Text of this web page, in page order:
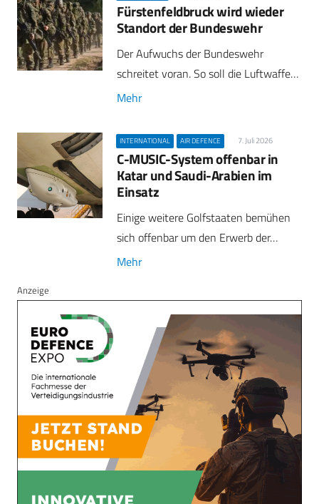
Fürstenfeldbruck wird wieder
Standort der Bundeswehr
Der Aufwuchs der Bundeswehr
schreitet voran. So soll die Luftwaffe…
Mehr
INTERNATIONAL AIR DEFENCE 7. Juli 2026
C-MUSIC-System offenbar in
Katar und Saudi-Arabien im
Einsatz
Einige weitere Golfstaaten bemühen
sich offenbar um den Erwerb der…
Mehr
Anzeige